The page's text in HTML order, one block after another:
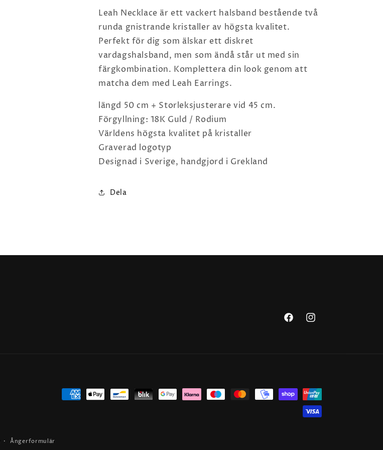
Leah Necklace är ett vackert halsband bestående två
runda gnistrande kristaller av högsta kvalitet.
Perfekt för dig som älskar ett diskret
vardagshalsband, men som ändå står ut med sin
färgkombination. Komplettera din look genom att
matcha dem med Leah Earrings.
längd 50 cm + Storleksjusterare vid 45 cm.
Förgyllning: 18K Guld / Rodium
Världens högsta kvalitet på kristaller
Graverad logotyp
Designad i Sverige, handgjord i Grekland
Dela
FacebookInstagram
Betalningsmetoder
Ångerformulär